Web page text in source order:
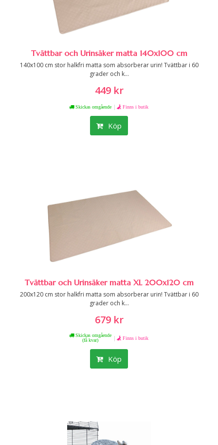
Tvättbar och Urinsäker matta 140x100 cm
140x100 cm stor halkfri matta som absorberar urin! Tvättbar i 60
grader och k...
449 kr
Skickas omgående | Finns i butik
Köp
Tvättbar och Urinsäker matta XL 200x120 cm
200x120 cm stor halkfri matta som absorberar urin! Tvättbar i 60
grader och k...
679 kr
Skickas omgående
(få kvar)
| Finns i butik
Köp